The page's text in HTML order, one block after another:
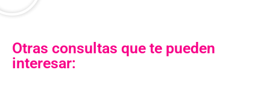
Otras consultas que te pueden
interesar: